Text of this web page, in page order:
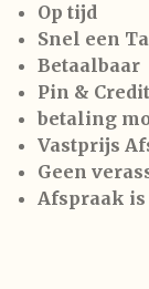
Op tijd
Snel een
Betaalbaar
Pin &
betaling
Vastprijs
Geen
Afspraak